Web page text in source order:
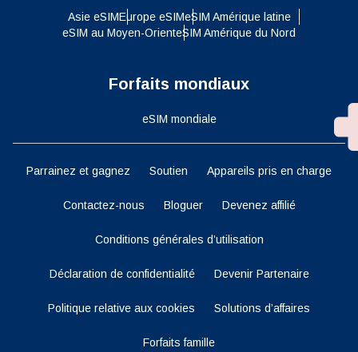
Asie eSIMEurope eSIMeSIM Amérique latine
eSIM au Moyen-OrienteSIM Amérique du Nord
Forfaits mondiaux
eSIM mondiale
Parrainez et gagnez Soutien Appareils pris en charge
Contactez-nous Bloguer Devenez affilié
Conditions générales d’utilisation
Déclaration de confidentialité Devenir Partenaire
Politique relative aux cookies Solutions d’affaires
Forfaits famille